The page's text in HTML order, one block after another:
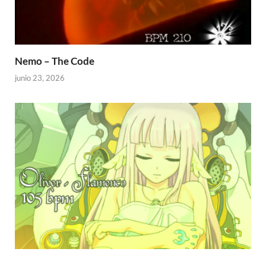
Nemo – The Code
junio 23, 2026